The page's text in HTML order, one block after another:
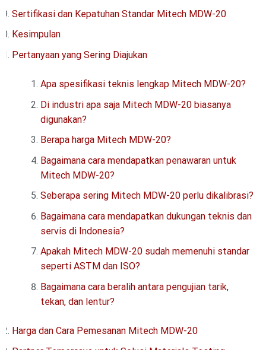
Sertifikasi dan Kepatuhan Standar Mitech MDW-20
Kesimpulan
Pertanyaan yang Sering Diajukan
Apa spesifikasi teknis lengkap Mitech MDW-20?
Di industri apa saja Mitech MDW-20 biasanya
digunakan?
Berapa harga Mitech MDW-20?
Bagaimana cara mendapatkan penawaran untuk
Mitech MDW-20?
Seberapa sering Mitech MDW-20 perlu dikalibrasi?
Bagaimana cara mendapatkan dukungan teknis dan
servis di Indonesia?
Apakah Mitech MDW-20 sudah memenuhi standar
seperti ASTM dan ISO?
Bagaimana cara beralih antara pengujian tarik,
tekan, dan lentur?
Harga dan Cara Pemesanan Mitech MDW-20